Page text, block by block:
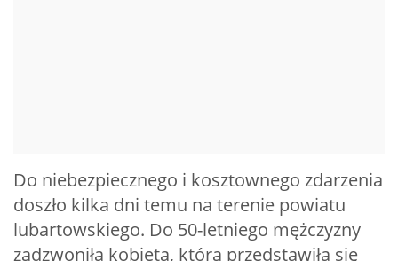
Do niebezpiecznego i kosztownego zdarzenia
doszło kilka dni temu na terenie powiatu
lubartowskiego. Do 50-letniego mężczyzny
zadzwoniła kobieta, która przedstawiła się